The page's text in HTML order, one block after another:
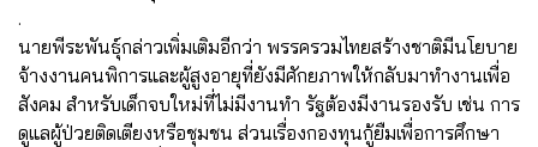
.
นายพีระพันธุ์กล่าวเพิ่มเติมอีกว่า พรรครวมไทยสร้างชาติมีนโยบาย
จ้างงานคนพิการและผู้สูงอายุที่ยังมีศักยภาพให้กลับมาทำงานเพื่อ
สังคม สำหรับเด็กจบใหม่ที่ไม่มีงานทำ รัฐต้องมีงานรองรับ เช่น การ
ดูแลผู้ป่วยติดเตียงหรือชุมชน ส่วนเรื่องกองทุนกู้ยืมเพื่อการศึกษา